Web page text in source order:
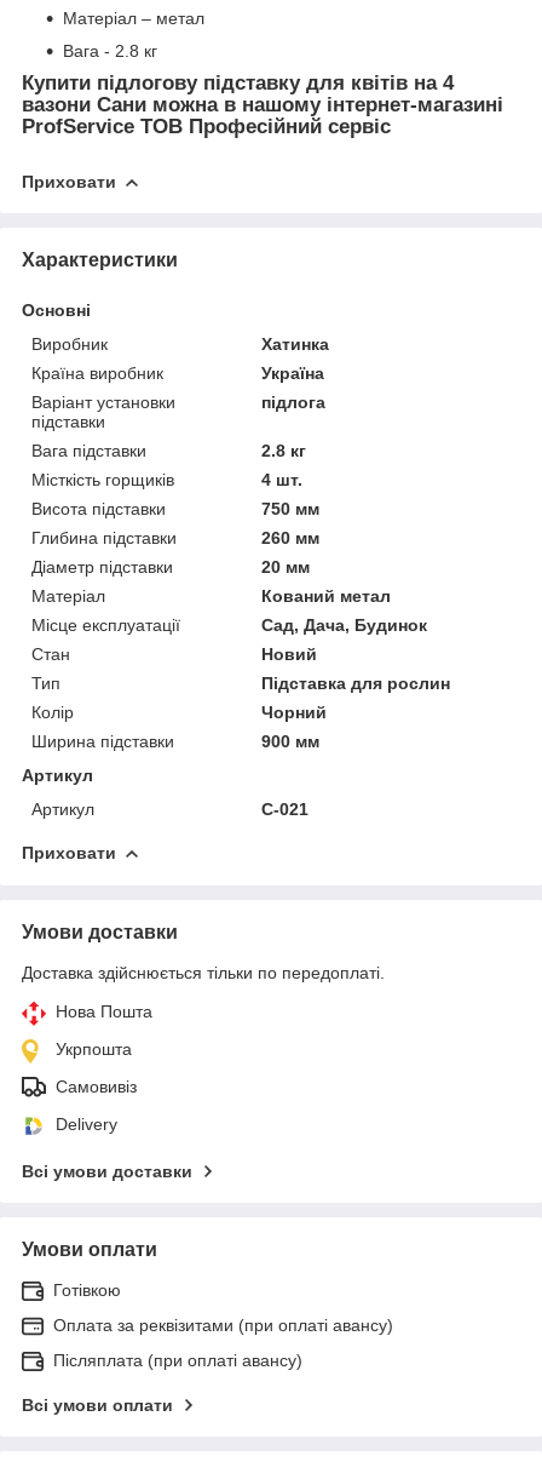
Матеріал – метал
Вага - 2.8 кг
Купити підлогову підставку для квітів на 4
вазони Сани можна в нашому інтернет-магазині
ProfService ТОВ Професійний сервіс
Приховати
Характеристики
Основні
Виробник
Хатинка
Країна виробник
Україна
Варіант установки
підставки
підлога
Вага підставки
2.8 кг
Місткість горщиків
4 шт.
Висота підставки
750 мм
Глибина підставки
260 мм
Діаметр підставки
20 мм
Матеріал
Кований метал
Місце експлуатації
Сад, Дача, Будинок
Стан
Новий
Тип
Підставка для рослин
Колір
Чорний
Ширина підставки
900 мм
Артикул
Артикул
С-021
Приховати
Умови доставки
Доставка здійснюється тільки по передоплаті.
Нова Пошта
Укрпошта
Самовивіз
Delivery
Всі умови доставки
Умови оплати
Готівкою
Оплата за реквізитами (при оплаті авансу)
Післяплата (при оплаті авансу)
Всі умови оплати